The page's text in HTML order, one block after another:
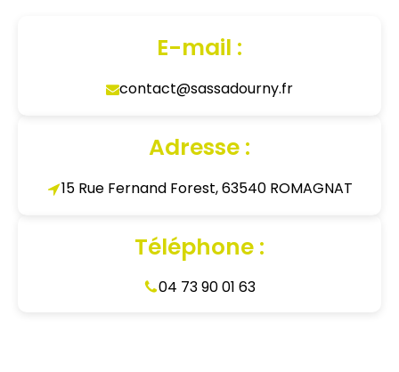
E-mail :
contact@sassadourny.fr
Adresse :
15 Rue Fernand Forest, 63540 ROMAGNAT
Téléphone :
04 73 90 01 63